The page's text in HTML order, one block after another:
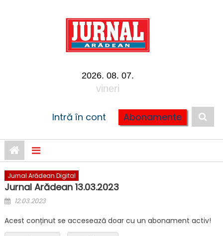
2026. 08. 07.
vineri
Intră în cont Abonamente
Jurnal Arădean Digital
Jurnal Arădean 13.03.2023
Posted on
12.03.2023
Acest conținut se accesează doar cu un abonament activ!